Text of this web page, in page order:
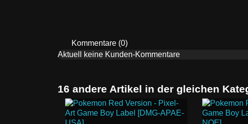
Kommentare (0)
Aktuell keine Kunden-Kommentare
16 andere Artikel in der gleichen